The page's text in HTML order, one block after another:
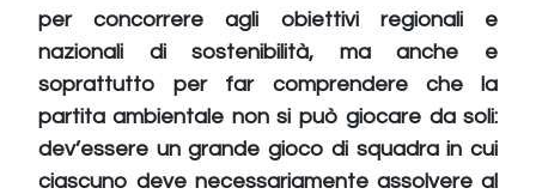
per concorrere agli obiettivi regionali e
nazionali di sostenibilità, ma anche e
soprattutto per far comprendere che la
partita ambientale non si può giocare da soli:
dev’essere un grande gioco di squadra in cui
ciascuno deve necessariamente assolvere al